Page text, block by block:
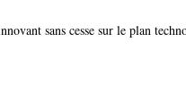
sans cesse sur le plan